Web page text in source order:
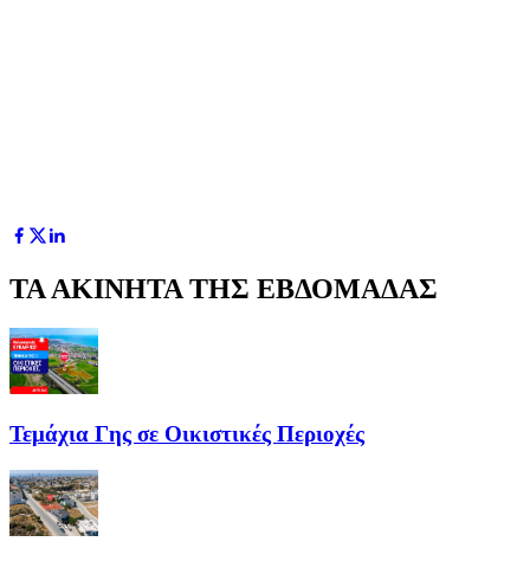
ΤΑ ΑΚΙΝΗΤΑ ΤΗΣ ΕΒΔΟΜΑΔΑΣ
Τεμάχια Γης σε Οικιστικές Περιοχές